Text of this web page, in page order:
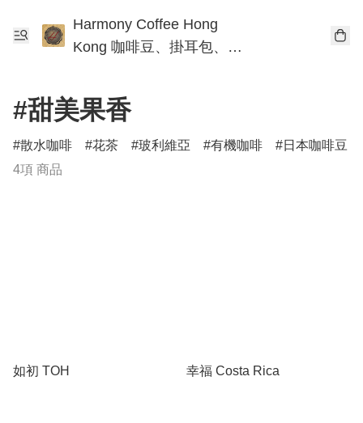
Harmony Coffee Hong
Kong 咖啡豆、掛耳包、手
#甜美果香
散水咖啡 花茶 玻利維亞 有機咖啡
日本咖啡豆
4項 商品
如初 TOH 幸福 Costa Rica